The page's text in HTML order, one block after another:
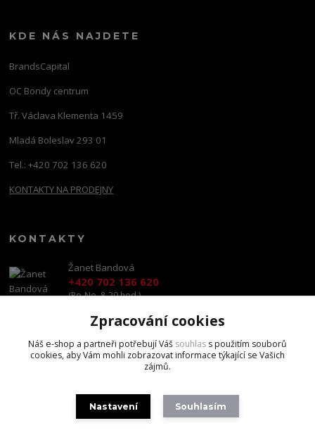
KDE NÁS NAJDETE
BrandsCapital
OC Bondy centrum
Tř. Václava Klementa 1459
Mladá Boleslav 293 01
Tel.: +420 702 136 620
KONTAKTY NA PRODEJNY
KONTAKTY
Žanet Bandová
+420 702 136 620
(Po-Ne, 8-20 hod.)
shop@brandscapital.cz
Zpracování cookies
Náš e-shop a partneři potřebují Váš souhlas s použitím souborů
cookies, aby Vám mohli zobrazovat informace týkající se Vašich
zájmů.
Nastavení Souhlasím